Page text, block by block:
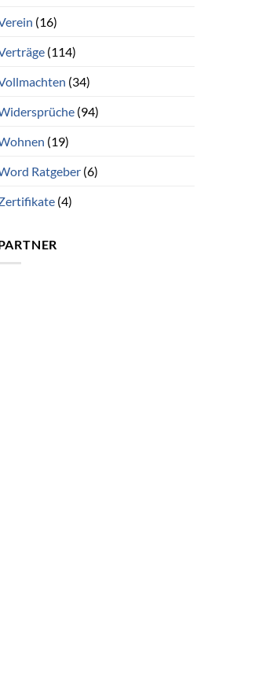
(16)
(114)
(34)
(94)
(19)
Ratgeber(6)
(4)